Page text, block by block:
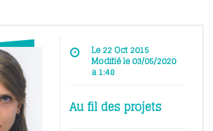
Le 22 Oct 2015
Modifié le 03/05/2020
à 1:48
Au fil des projets